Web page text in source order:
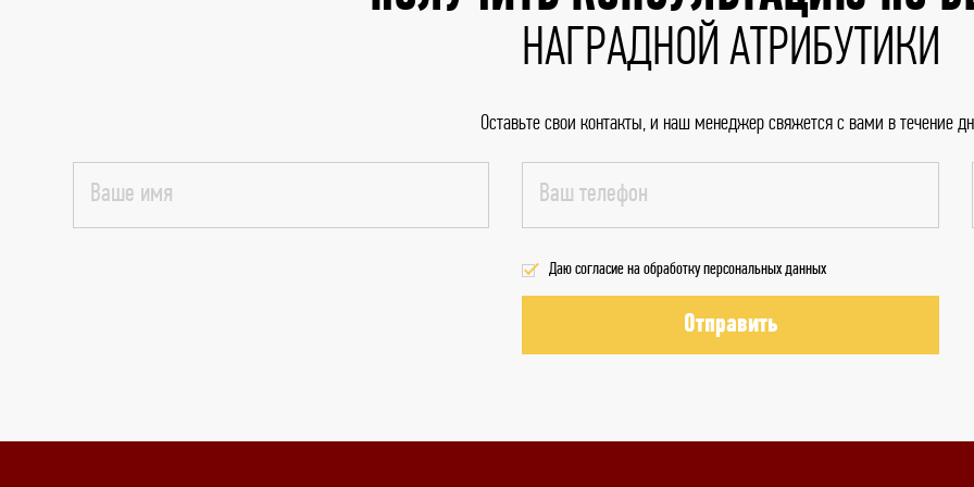
НАГРАДНОЙ АТРИБУТИКИ
Оставьте свои контакты, и наш менеджер свяжется с вами в течение
Даю согласие на обработку персональных данных
Отправить